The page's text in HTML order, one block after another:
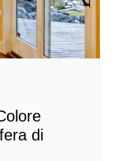
di